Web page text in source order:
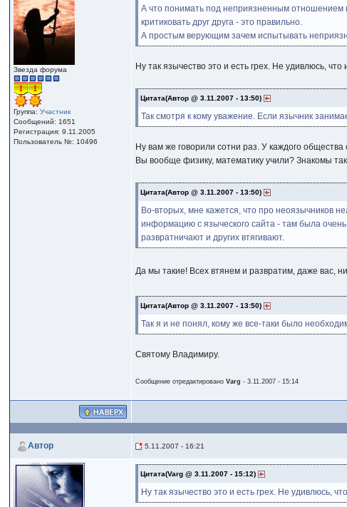
Звезда форума
Группа:Участник
Сообщений: 1651
Регистрация: 9.11.2005
Пользователь №: 10496
А что понимать под неприязненным отношением
критиковать друг друга - это правильно.
А простым верующим зачем испытывать
Ну так язычество это и есть грех. Не удивлюсь,
Цитата(Автор @ 3.11.2007 - 13:50)
Так смотря к кому уважение. Если язычник
Ну вам же говорили сотни раз. У каждого
Вы вообще физику, математику учили? Знакомы
Цитата(Автор @ 3.11.2007 - 13:50)
Во-вторых, мне кажется, что про неоязычников
информацию с языческого сайта - там была
развратничают и других втягивают.
Да мы такие! Всех втянем и развратим, даже вас,
Цитата(Автор @ 3.11.2007 - 13:50)
Так я и не понял, кому же все-таки было
Святому Владимиру.
Сообщение отредактированоVarg - 3.11.2007 - 15:14
Автор 5.11.2007 - 16:21
Цитата(Varg @ 3.11.2007 - 15:12)
Ну так язычество это и есть грех. Не удивлюсь,